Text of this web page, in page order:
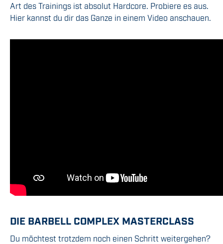
Art des Trainings ist absolut Hardcore. Probiere es aus.
Hier kannst du dir das Ganze in einem Video anschauen.
DIE BARBELL COMPLEX MASTERCLASS
Du möchtest trotzdem noch einen Schritt weitergehen?